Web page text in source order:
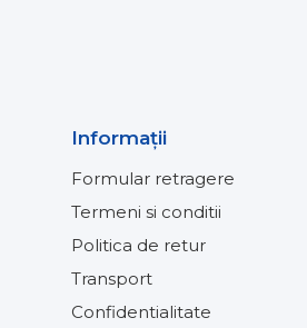
Informaţii
Formular retragere
Termeni si conditii
Politica de retur
Transport
Confidentialitate